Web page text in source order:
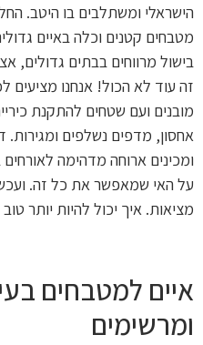
הישראלי ומשתלבים בו היטב.
מטבחים קטנים וכלה באיים
בישול מרווחים בבתים גדולים,
זה עוד לא הכול! אנחנו מציעים
מובנים ועם שטחים להתקנת
אחסון, מדפים נשלפים ומגירות.
ומכינים ארוחה מדהימה
על האי שמאפשר את כל זה.
מציאות. איך יכול להיות יותר
איים למטבחים ב
ומרשימים